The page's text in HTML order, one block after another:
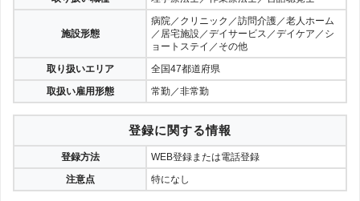
施設形態
病院／クリニック／訪問介護／老人ホーム
／居宅施設／デイサービス／デイケア／シ
ョートステイ／その他
取り扱いエリア
全国47都道府県
取扱い雇用形態
常勤／非常勤
登録に関する情報
登録方法
WEB登録または電話登録
注意点
特になし